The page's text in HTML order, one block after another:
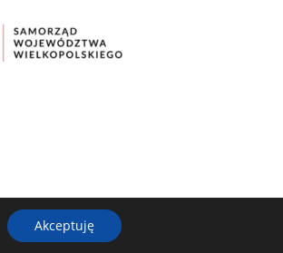
Akceptuję